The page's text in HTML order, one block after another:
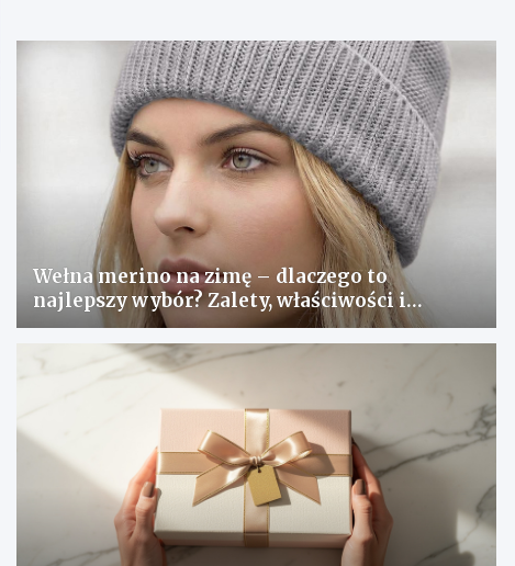
Wełna merino na zimę – dlaczego to
najlepszy wybór? Zalety, właściwości i
pielęgnacja